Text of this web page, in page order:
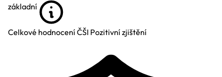
základní
Celkové hodnocení ČŠI Pozitivní zjištění